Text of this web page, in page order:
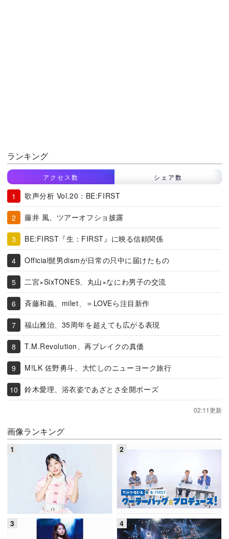
ランキング
アクセス数 シェア数
歌声分析 Vol.20：BE:FIRST
藤井 風、ツアーオフショ披露
BE:FIRST『生：FIRST』に映る信頼関係
Official髭男dismが日常の只中に届けたもの
二宮×SixTONES、丸山×なにわ男子の交流
斉藤和義、milet、＝LOVEら注目新作
福山雅治、35周年を超えても広がる表現
T.M.Revolution、再ブレイクの真価
M!LK 佐野勇斗、大忙しのニューヨーク旅行
鈴木愛理、浴衣姿であざとさ全開ポーズ
02:11更新
画像ランキング